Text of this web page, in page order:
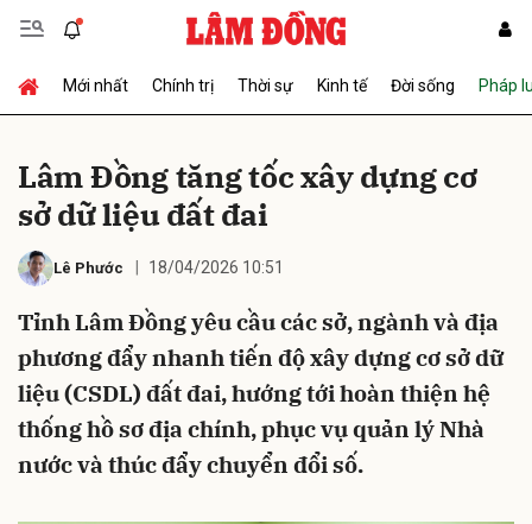
Mới nhất Chính trị Thời sự Kinh tế Đời sống Pháp
Lâm Đồng tăng tốc xây dựng cơ
sở dữ liệu đất đai
Lê Phước 18/04/2026 10:51
Tỉnh Lâm Đồng yêu cầu các sở, ngành và địa
phương đẩy nhanh tiến độ xây dựng cơ sở dữ
liệu (CSDL) đất đai, hướng tới hoàn thiện hệ
thống hồ sơ địa chính, phục vụ quản lý Nhà
nước và thúc đẩy chuyển đổi số.
Gửi bình luận
Hủy Gửi